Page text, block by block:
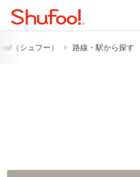
（シュフー） 路線・駅から探す